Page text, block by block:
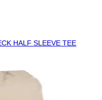
HALF SLEEVE TEE